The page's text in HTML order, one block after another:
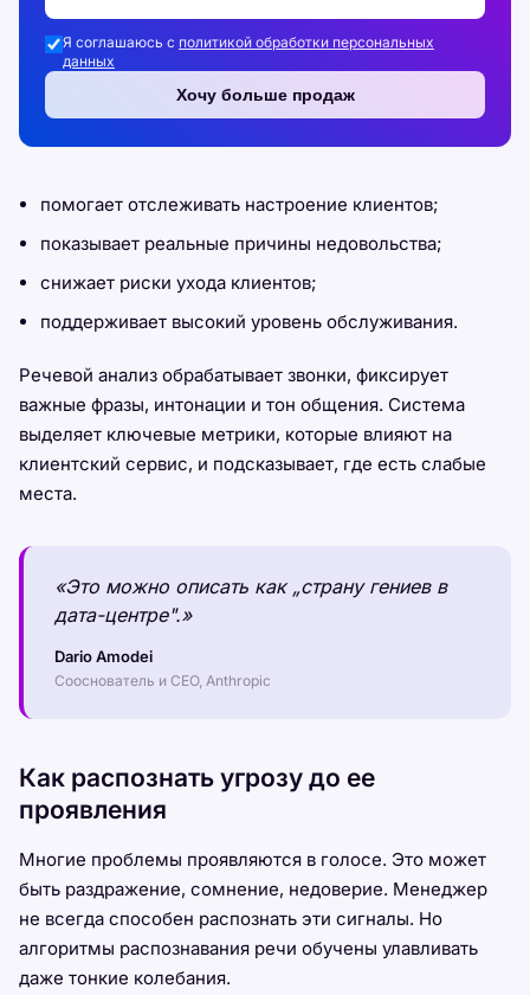
Я соглашаюсь с политикой обработки персональных
данных
Хочу больше продаж
помогает отслеживать настроение клиентов;
показывает реальные причины недовольства;
снижает риски ухода клиентов;
поддерживает высокий уровень обслуживания.
Речевой анализ обрабатывает звонки, фиксирует
важные фразы, интонации и тон общения. Система
выделяет ключевые метрики, которые влияют на
клиентский сервис, и подсказывает, где есть слабые
места.
«Это можно описать как „страну гениев в
дата-центре".»
Dario Amodei
Сооснователь и CEO, Anthropic
Как распознать угрозу до ее
проявления
Многие проблемы проявляются в голосе. Это может
быть раздражение, сомнение, недоверие. Менеджер
не всегда способен распознать эти сигналы. Но
алгоритмы распознавания речи обучены улавливать
даже тонкие колебания.